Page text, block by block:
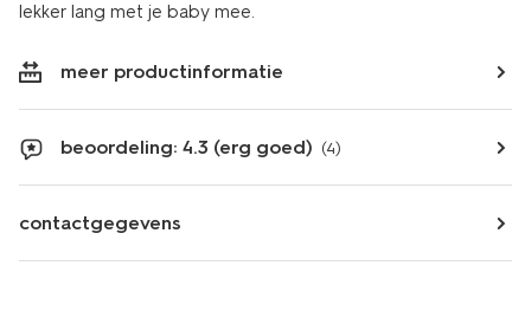
lekker lang met je baby mee.
meer productinformatie
beoordeling: 4.3 (erg goed) (4)
contactgegevens